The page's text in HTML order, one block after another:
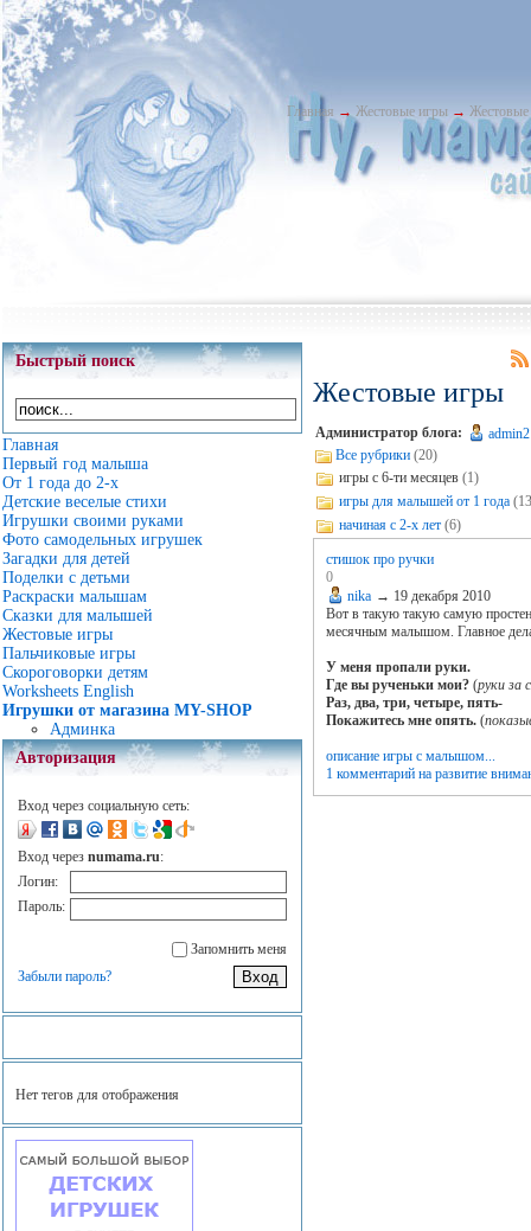
Главная → Жестовые игры →
Быстрый поиск
Главная
Первый год малыша
От 1 года до 2-х
Детские веселые стихи
Игрушки своими руками
Фото самодельных игрушек
Загадки для детей
Поделки с детьми
Раскраски малышам
Сказки для малышей
Жестовые игры
Пальчиковые игры
Скороговорки детям
Worksheets English
Игрушки от магазина MY-SHOP
Админка
Авторизация
Вход через социальную сеть:
Вход через numama.ru:
Логин:
Пароль:
Запомнить меня
Забыли пароль?
Нет тегов для отображения
Жестовые игры
Администратор блога:
admin2
Все рубрики (20)
игры с 6-ти месяцев (1)
игры для малышей от 1 года
начиная с 2-х лет (6)
стишок про ручки
0
nika → 19 декабря 2010
Вот в такую такую самую
месячным малышом. Главное
У меня пропали руки.
Где вы рученьки мои? (руки за
Раз, два, три, четыре, пять-
Покажитесь мне опять.(
описание игры с малышом...
1 комментарий на развитие